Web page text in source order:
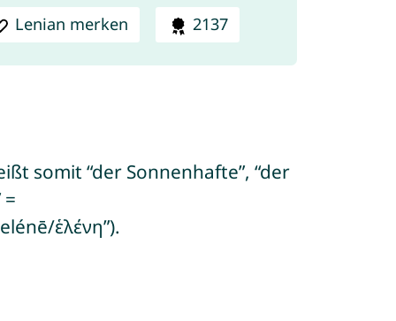
Lenian merken 2137
somit “der Sonnenhafte”, “der
ἑλένη”).